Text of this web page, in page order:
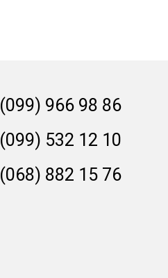
(099) 966 98 86
(099) 532 12 10
(068) 882 15 76